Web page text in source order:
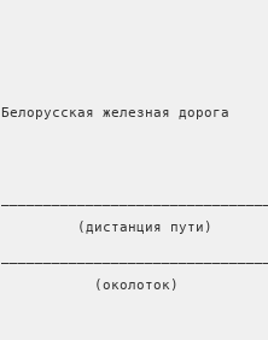
Белорусская железная дорога
         (дистанция пути)
           (околоток)